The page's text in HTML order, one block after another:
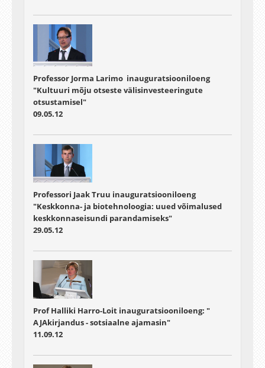
Professor Jorma Larimo inauguratsiooniloeng
"Kultuuri mõju otseste välisinvesteeringute
otsustamisel"
09.05.12
Professori Jaak Truu inauguratsiooniloeng
"Keskkonna- ja biotehnoloogia: uued võimalused
keskkonnaseisundi parandamiseks"
29.05.12
Prof Halliki Harro-Loit inauguratsiooniloeng: "
AJAkirjandus - sotsiaalne ajamasin"
11.09.12